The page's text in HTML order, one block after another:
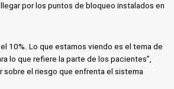
por los puntos de bloqueo instalados en
10%. Lo que estamos viendo es el tema de
lo que refiere la parte de los pacientes”,
sobre el riesgo que enfrenta el sistema